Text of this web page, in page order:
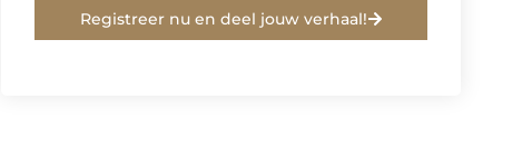
Registreer nu en deel jouw verhaal!